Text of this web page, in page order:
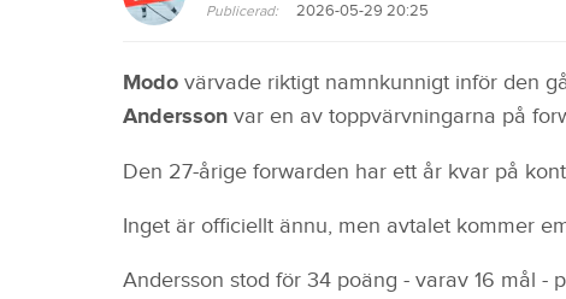
Publicerad: 2026-05-29 20:25
Modo värvade riktigt namnkunnigt inför den
Andersson var en av toppvärvningarna på
Den 27-årige forwarden har ett år kvar på
Inget är officiellt ännu, men avtalet kommer
Andersson stod för 34 poäng - varav 16 mål -